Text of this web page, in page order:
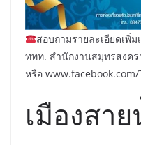
สอบถามรายละเอียดเพิ่ม
ททท. สำนักงานสมุทรสงคร
หรือ
เมืองสา